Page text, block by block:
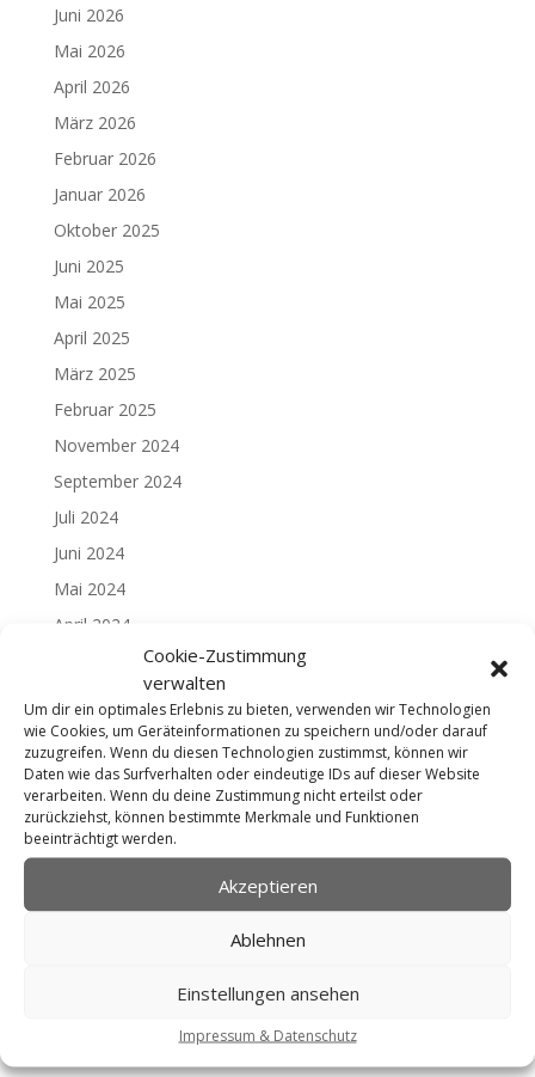
Cookie-Zustimmung
verwalten
Um dir ein optimales Erlebnis zu bieten, verwenden wir Technologien
wie Cookies, um Geräteinformationen zu speichern und/oder darauf
zuzugreifen. Wenn du diesen Technologien zustimmst, können wir
Daten wie das Surfverhalten oder eindeutige IDs auf dieser Website
verarbeiten. Wenn du deine Zustimmung nicht erteilst oder
zurückziehst, können bestimmte Merkmale und Funktionen
beeinträchtigt werden.
Akzeptieren
Ablehnen
Einstellungen ansehen
Impressum & Datenschutz
Juni 2026
Mai 2026
April 2026
März 2026
Februar 2026
Januar 2026
Oktober 2025
Juni 2025
Mai 2025
April 2025
März 2025
Februar 2025
November 2024
September 2024
Juli 2024
Juni 2024
Mai 2024
April 2024
Februar 2024
Oktober 2023
Juli 2023
Juni 2023
Mai 2023
März 2023
November 2022